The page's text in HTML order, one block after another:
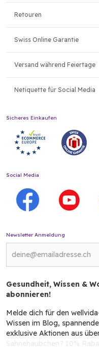
Retouren
Swiss Online Garantie
Versand während Feiertage
Netiquette für Social Media
Sicheres Einkaufen
Social Media
Newsletter Anmeldung
Gesundheit, Wissen &
abonnieren!
Melde dich für den
Wissen im Blog,
exklusive Aktionen aus